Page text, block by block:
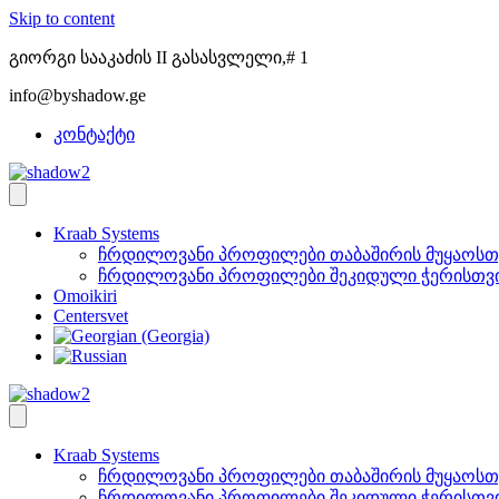
Skip to content
გიორგი სააკაძის II გასასვლელი,# 1
info@byshadow.ge
კონტაქტი
Kraab Systems
ჩრდილოვანი პროფილები თაბაშირის
ჩრდილოვანი პროფილები შეკიდული
Omoikiri
Centersvet
Kraab Systems
ჩრდილოვანი პროფილები თაბაშირის